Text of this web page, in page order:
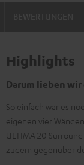
Highlights
Darum lieben
So einfach war es
eigenen vier
ULTIMA 20
zudem gegenüber